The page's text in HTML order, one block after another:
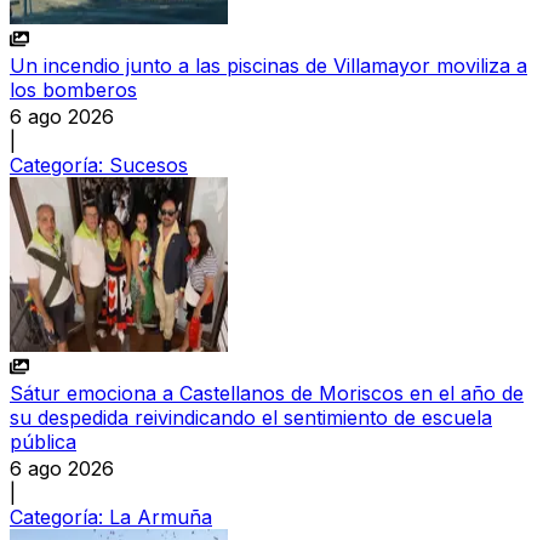
Un incendio junto a las piscinas de Villamayor moviliza a
los bomberos
6 ago 2026
Categoría: Sucesos
Sátur emociona a Castellanos de Moriscos en el año de
su despedida reivindicando el sentimiento de escuela
pública
6 ago 2026
Categoría: La Armuña